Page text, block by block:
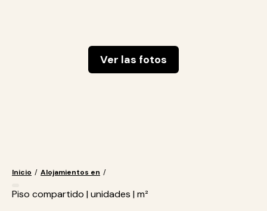
Ver las fotos
Inicio / Alojamientos en /
Piso compartido | unidades | m²